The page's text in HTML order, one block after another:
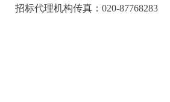
招标代理机构传真： 020-87768283